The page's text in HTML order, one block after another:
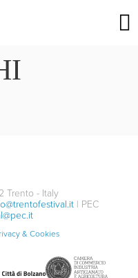
Trento - Italy
| PEC
& Cookies